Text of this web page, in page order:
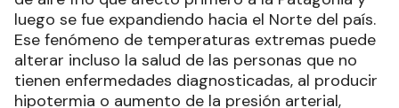
luego se fue expandiendo hacia el Norte del país.
Ese fenómeno de temperaturas extremas puede
alterar incluso la salud de las personas que no
tienen enfermedades diagnosticadas, al producir
hipotermia o aumento de la presión arterial,